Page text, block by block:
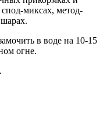
миксах, метод-
в воде на 10-15
огне.